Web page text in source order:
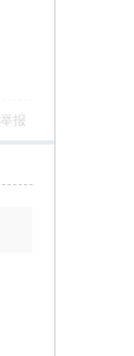
举报